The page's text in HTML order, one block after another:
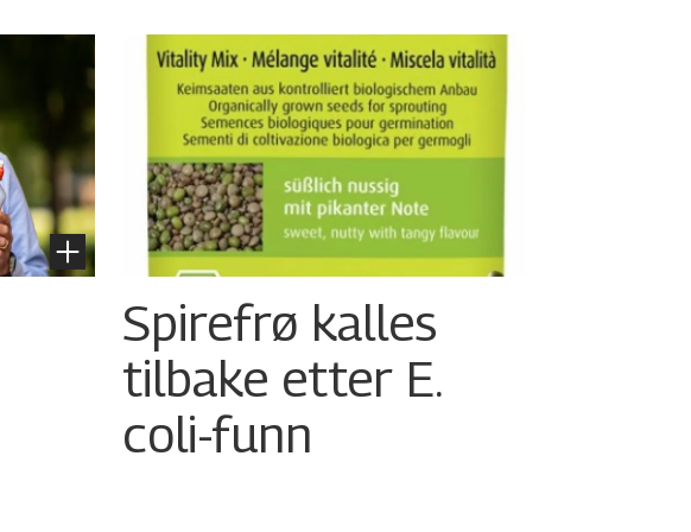
Spirefrø kalles
tilbake etter E.
coli-funn